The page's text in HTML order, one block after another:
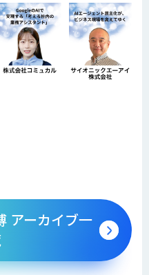
アーカイブ一